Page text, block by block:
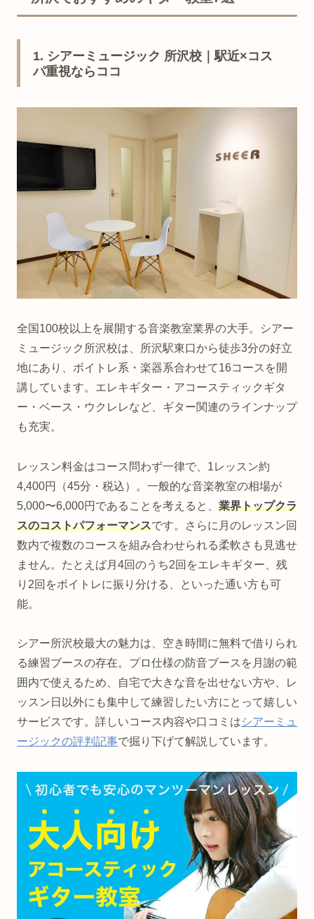
1. シアーミュージック 所沢校｜駅近×コス
パ重視ならココ
全国100校以上を展開する音楽教室業界の大手。シアー
ミュージック所沢校は、所沢駅東口から徒歩3分の好立
地にあり、ボイトレ系・楽器系合わせて16コースを開
講しています。エレキギター・アコースティックギタ
ー・ベース・ウクレレなど、ギター関連のラインナップ
も充実。
レッスン料金はコース問わず一律で、1レッスン約
4,400円（45分・税込）。一般的な音楽教室の相場が
5,000〜6,000円であることを考えると、 業界トップクラ
スのコストパフォーマンスです。さらに月のレッスン回
数内で複数のコースを組み合わせられる柔軟さも見逃せ
ません。たとえば月4回のうち2回をエレキギター、残
り2回をボイトレに振り分ける、といった通い方も可
能。
シアー所沢校最大の魅力は、空き時間に無料で借りられ
る練習ブースの存在。プロ仕様の防音ブースを月謝の範
囲内で使えるため、自宅で大きな音を出せない方や、レ
ッスン日以外にも集中して練習したい方にとって嬉しい
サービスです。詳しいコース内容や口コミはシアーミュ
ージックの評判記事で掘り下げて解説しています。